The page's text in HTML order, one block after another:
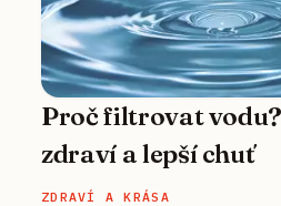
Proč filtrovat
zdraví a lepší chuť
ZDRAVÍ A KRÁSA